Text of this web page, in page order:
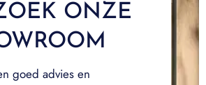
ONZE
goed advies en